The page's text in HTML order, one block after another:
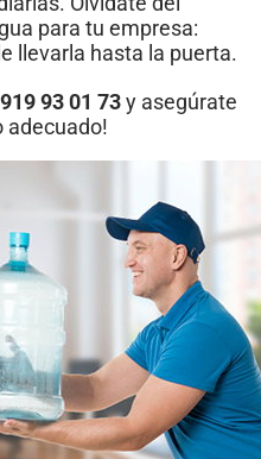
para tu empresa:
llevarla hasta la puerta.
919 93 01 73y asegúrate
adecuado!